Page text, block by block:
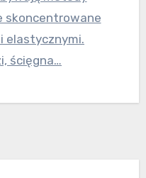
skoncentrowane
elastycznymi.
ścięgna…